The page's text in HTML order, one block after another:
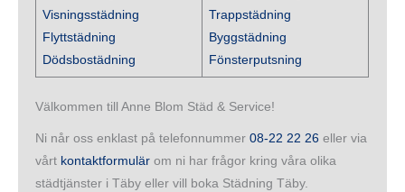
Visningsstädning
Flyttstädning
Dödsbostädning
Trappstädning
Byggstädning
Fönsterputsning
Välkommen till Anne Blom Städ & Service!
Ni når oss enklast på telefonnummer08-22 22 26 eller via
vårt kontaktformulär om ni har frågor kring våra olika
städtjänster i Täby eller vill boka Städning Täby.